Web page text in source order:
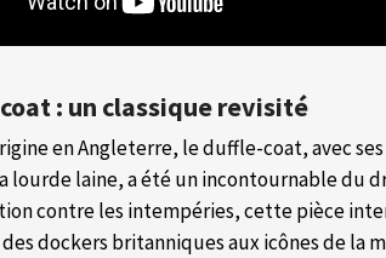
: un classique revisité
en Angleterre, le duffle-coat, avec
lourde laine, a été un incontournable du
contre les intempéries, cette pièce
dockers britanniques aux icônes de la